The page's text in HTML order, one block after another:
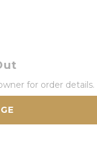
for order details.